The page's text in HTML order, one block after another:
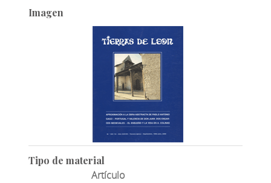
Imagen
Tipo de material
Artículo